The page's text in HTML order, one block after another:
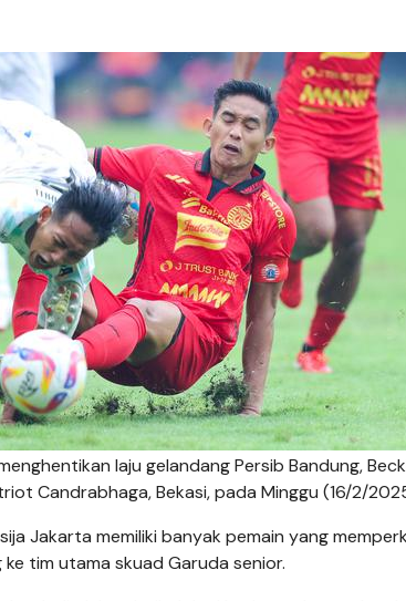
laju gelandang Persib Bandung,
Candrabhaga, Bekasi, pada Minggu (16/2/
Jakarta memiliki banyak pemain yang
tim utama skuad Garuda senior.